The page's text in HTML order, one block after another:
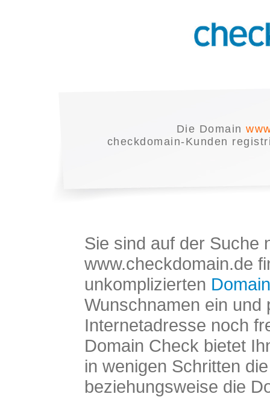
Die Domain
checkdomain-Kunden
Sie sind auf der Suche
www.checkdomain.de
unkomplizierten
Wunschnamen ein und
Internetadresse noch
Domain Check bietet
in wenigen Schritten
beziehungsweise die